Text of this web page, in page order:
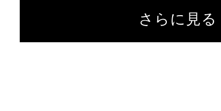
さらに見る